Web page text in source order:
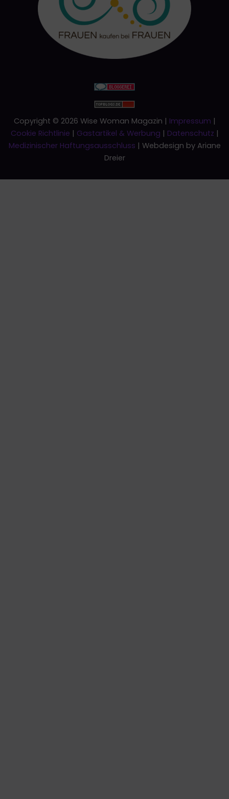
Copyright © 2026 Wise Woman Magazin | Impressum |
Cookie Richtlinie | Gastartikel & Werbung | Datenschutz |
Medizinischer Haftungsausschluss | Webdesign by Ariane
Dreier